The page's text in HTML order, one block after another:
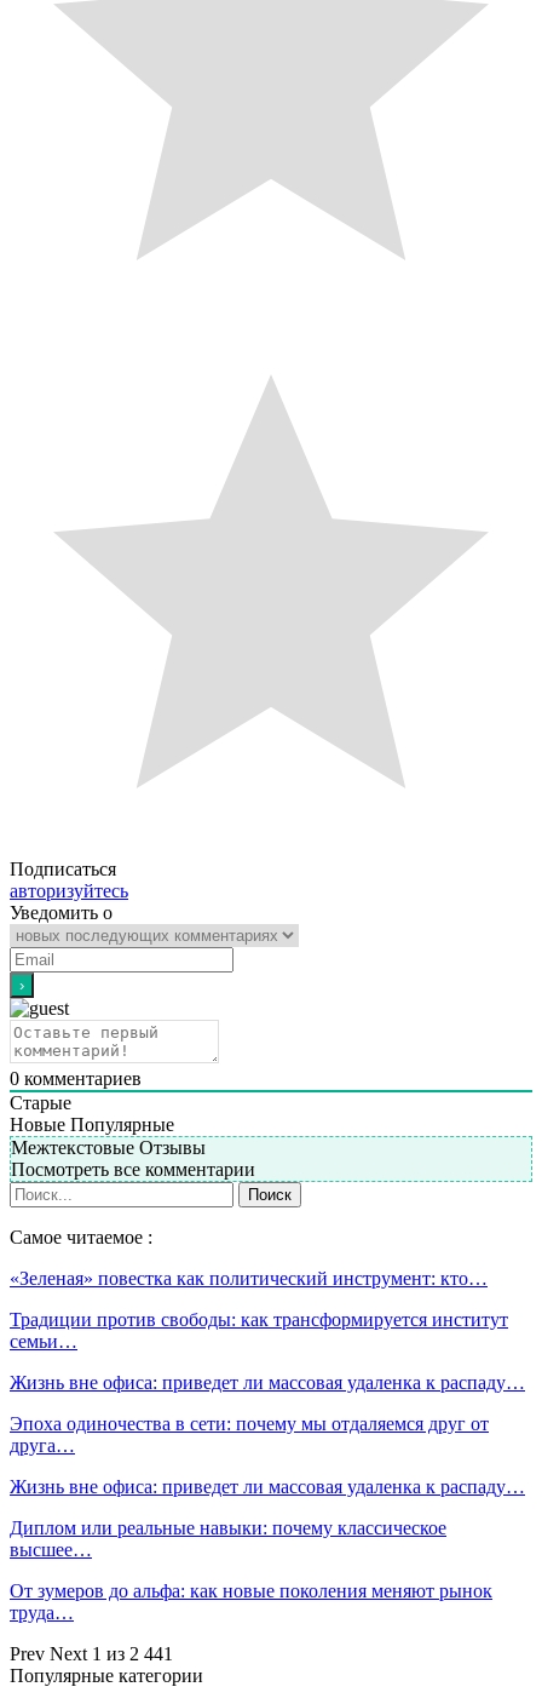
Подписаться
авторизуйтесь
Уведомить о
0 комментариев
Старые
Новые Популярные
Межтекстовые Отзывы
Посмотреть все комментарии
Самое читаемое :
«Зеленая» повестка как политический инструмент: кто…
Традиции против свободы: как трансформируется институт
семьи…
Жизнь вне офиса: приведет ли массовая удаленка к распаду…
Эпоха одиночества в сети: почему мы отдаляемся друг от
друга…
Жизнь вне офиса: приведет ли массовая удаленка к распаду…
Диплом или реальные навыки: почему классическое
высшее…
От зумеров до альфа: как новые поколения меняют рынок
труда…
Prev Next 1 из 2 441
Популярные категории